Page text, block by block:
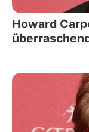
Howard